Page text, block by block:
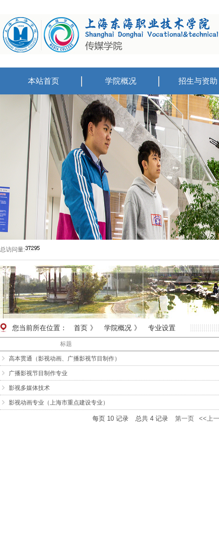
本站首页 学院概况 招生与资助
总访问量:
您当前所在位置： 首页 》 学院概况 》 专业设置
标题
高本贯通（影视动画、广播影视节目制作）
广播影视节目制作专业
影视多媒体技术
影视动画专业（上海市重点建设专业）
每页 10 记录 总共 4 记录 第一页 <<上